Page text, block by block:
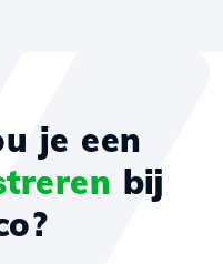
je een
bij